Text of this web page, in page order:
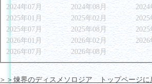
2024年07月
2024年08月
2025年01月
2025年02月
2025年07月
2025年08月
2026年01月
2026年02月
2026年07月
2026年08月
＞＞煉界のディスメソロジア トップページに